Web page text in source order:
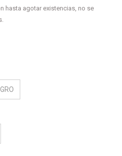
hasta agotar existencias, no se